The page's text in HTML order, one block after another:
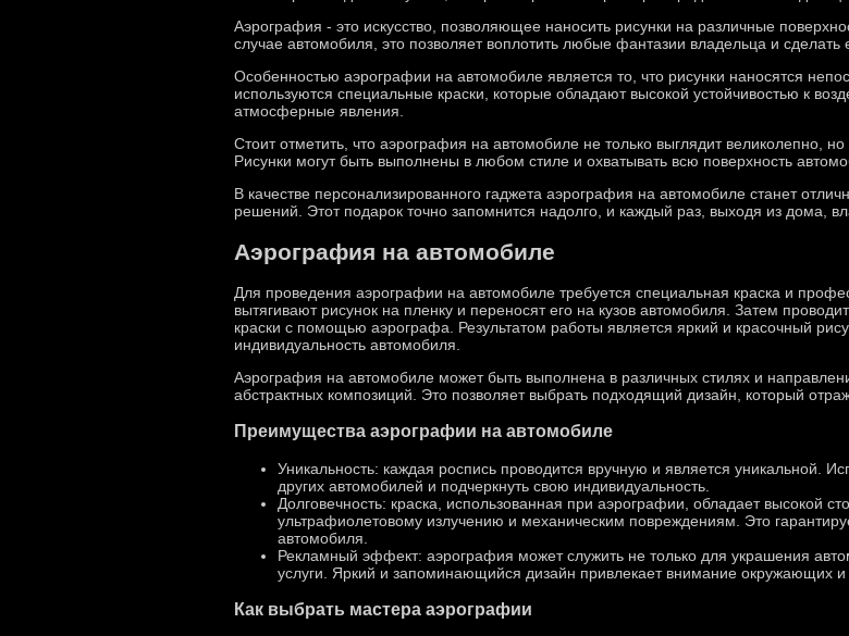
Аэрография - это искусство, позволяющее наносить рисунки на различные
случае автомобиля, это позволяет воплотить любые фантазии владельца и
Особенностью аэрографии на автомобиле является то, что рисунки наносятся
используются специальные краски, которые обладают высокой устойчивостью к
атмосферные явления.
Стоит отметить, что аэрография на автомобиле не только выглядит великолепно,
Рисунки могут быть выполнены в любом стиле и охватывать всю поверхность
В качестве персонализированного гаджета аэрография на автомобиле станет
решений. Этот подарок точно запомнится надолго, и каждый раз, выходя из дома,
Аэрография на автомобиле
Для проведения аэрографии на автомобиле требуется специальная краска и
вытягивают рисунок на пленку и переносят его на кузов автомобиля. Затем
краски с помощью аэрографа. Результатом работы является яркий и красочный
индивидуальность автомобиля.
Аэрография на автомобиле может быть выполнена в различных стилях и
абстрактных композиций. Это позволяет выбрать подходящий дизайн, который
Преимущества аэрографии на автомобиле
Уникальность: каждая роспись проводится вручную и является уникальной.
других автомобилей и подчеркнуть свою индивидуальность.
Долговечность: краска, использованная при аэрографии, обладает высокой
ультрафиолетовому излучению и механическим повреждениям. Это
автомобиля.
Рекламный эффект: аэрография может служить не только для украшения
услуги. Яркий и запоминающийся дизайн привлекает внимание окружающих и
Как выбрать мастера аэрографии